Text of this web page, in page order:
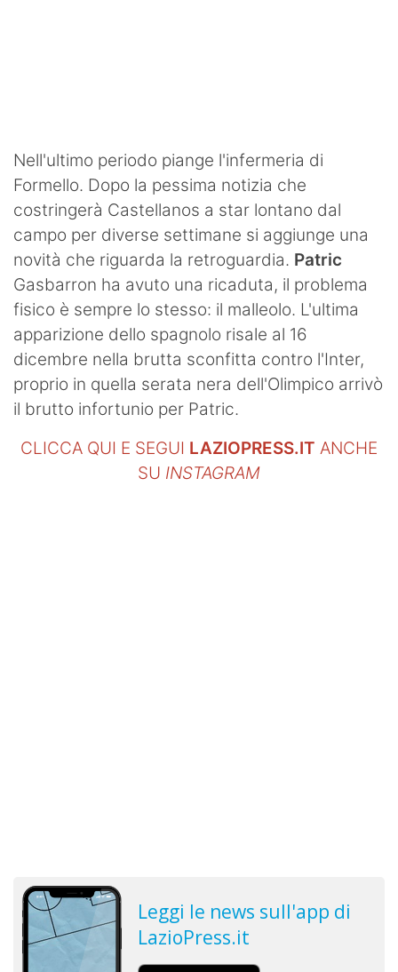
Nell'ultimo periodo piange l'infermeria di
Formello. Dopo la pessima notizia che
costringerà Castellanos a star lontano dal
campo per diverse settimane si aggiunge una
novità che riguarda la retroguardia. Patric
Gasbarron ha avuto una ricaduta, il problema
fisico è sempre lo stesso: il malleolo. L'ultima
apparizione dello spagnolo risale al 16
dicembre nella brutta sconfitta contro l'Inter,
proprio in quella serata nera dell'Olimpico arrivò
il brutto infortunio per Patric.
CLICCA QUI E SEGUI LAZIOPRESS.IT ANCHE
SU INSTAGRAM